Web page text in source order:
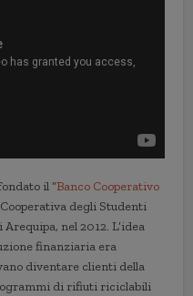
il “Banco Cooperativo
Cooperativa degli Studenti
nel 2012. L’idea
finanziaria era
diventare clienti della
di rifiuti riciclabili